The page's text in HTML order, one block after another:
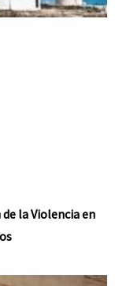
la Violencia en